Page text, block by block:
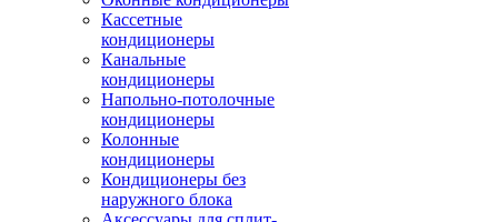
Кассетные
кондиционеры
Канальные
кондиционеры
Напольно-потолочные
кондиционеры
Колонные
кондиционеры
Кондиционеры без
наружного блока